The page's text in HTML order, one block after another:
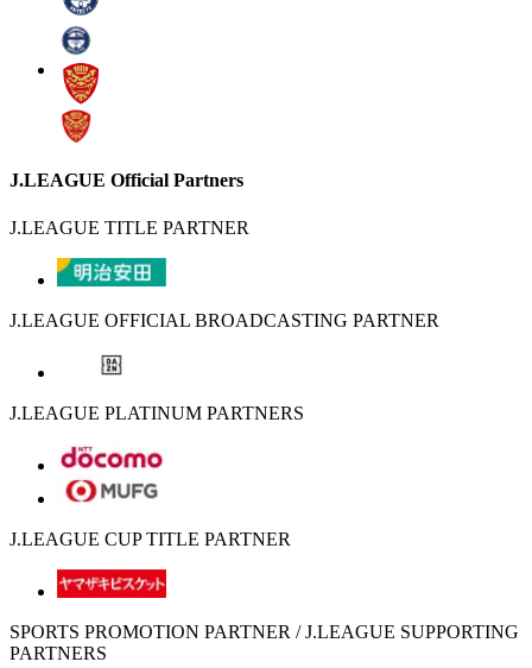
J.LEAGUE Official Partners
J.LEAGUE TITLE PARTNER
J.LEAGUE OFFICIAL BROADCASTING PARTNER
J.LEAGUE PLATINUM PARTNERS
J.LEAGUE CUP TITLE PARTNER
SPORTS PROMOTION PARTNER / J.LEAGUE SUPPORTING
PARTNERS